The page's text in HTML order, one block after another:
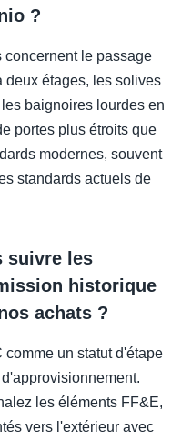
?
concernent le passage
deux étages, les solives
baignoires lourdes en
portes plus étroits que
modernes, souvent
standards actuels de
suivre les
historique
achats ?
un statut d'étape
les éléments FF&E,
vers l'extérieur avec